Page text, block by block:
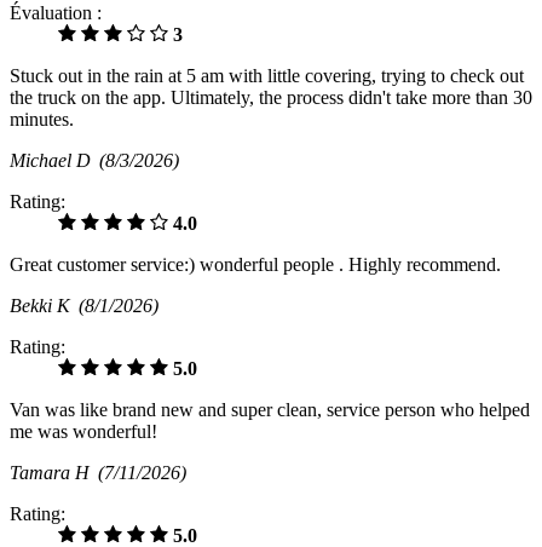
Évaluation :
3
Stuck out in the rain at 5 am with little covering, trying to check out
the truck on the app. Ultimately, the process didn't take more than 30
minutes.
Michael D (8/3/2026)
Rating:
4.0
Great customer service:) wonderful people . Highly recommend.
Bekki K (8/1/2026)
Rating:
5.0
Van was like brand new and super clean, service person who helped
me was wonderful!
Tamara H (7/11/2026)
Rating:
5.0